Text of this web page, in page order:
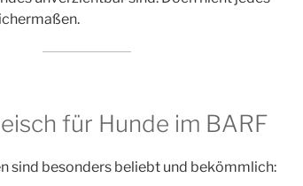
für Hunde im BARF
sind besonders beliebt und bekömmlich: